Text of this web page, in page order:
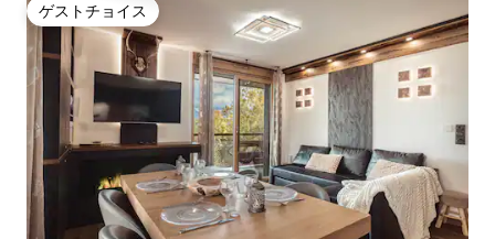
ゲストチョイス
ゲストチョイス